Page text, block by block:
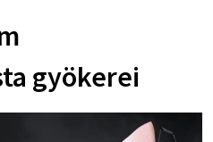
gyökerei